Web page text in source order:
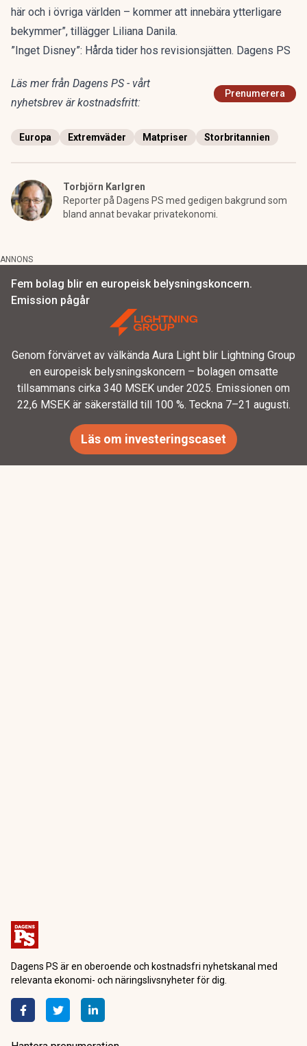
här och i övriga världen – kommer att innebära ytterligare
bekymmer”, tillägger Liliana Danila.
”Inget Disney”: Hårda tider hos revisionsjätten. Dagens PS
Läs mer från Dagens PS - vårt
nyhetsbrev är kostnadsfritt:
Prenumerera
Europa Extremväder Matpriser Storbritannien
Torbjörn Karlgren
Reporter på Dagens PS med gedigen bakgrund som
bland annat bevakar privatekonomi.
ANNONS
Fem bolag blir en europeisk belysningskoncern.
Emission pågår
Genom förvärvet av välkända Aura Light blir Lightning Group
en europeisk belysningskoncern – bolagen omsatte
tillsammans cirka 340 MSEK under 2025. Emissionen om
22,6 MSEK är säkerställd till 100 %. Teckna 7–21 augusti.
Läs om investeringscaset
Dagens PS är en oberoende och kostnadsfri nyhetskanal med
relevanta ekonomi- och näringslivsnyheter för dig.